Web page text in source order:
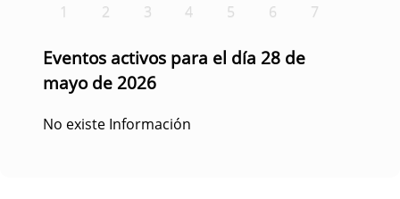
1
2 3 4 5 6 7
Eventos activos para el día 28 de
mayo de 2026
No existe Información